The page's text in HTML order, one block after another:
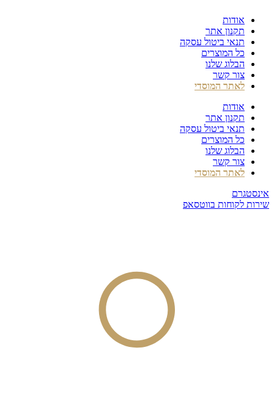
לתוכן
אודות
תקנון אתר
תנאי ביטול עסקה
כל המוצרים
הבלוג שלנו
צור קשר
לאתר המוסדי
אודות
תקנון אתר
תנאי ביטול עסקה
כל המוצרים
הבלוג שלנו
צור קשר
לאתר המוסדי
אינסטגרם
שירות לקוחות בווטסאפ